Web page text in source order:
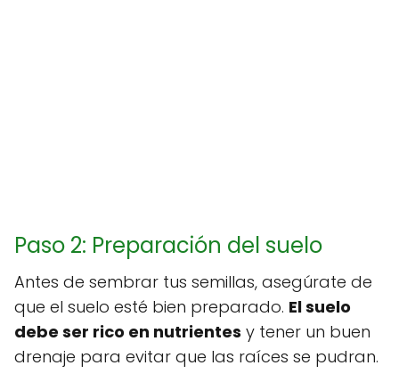
Paso 2: Preparación del suelo
Antes de sembrar tus semillas, asegúrate de
que el suelo esté bien preparado. El suelo
debe ser rico en nutrientes y tener un buen
drenaje para evitar que las raíces se pudran.